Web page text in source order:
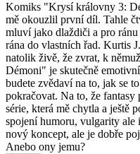
Komiks "Krysí královny 3:
mě okouzlil první díl. Tahle
mluví jako dlaždiči a pro
rána do vlastních řad. Kurtis
natolik živě, že zvrat, k
Démoni" je skutečně
budete zvědaví na to, jak se
pokračovat. Na to, že
série, která mě chytla a ještě
spojení humoru, vulgarity
nový koncept, ale je dobře
Anebo ony jemu?